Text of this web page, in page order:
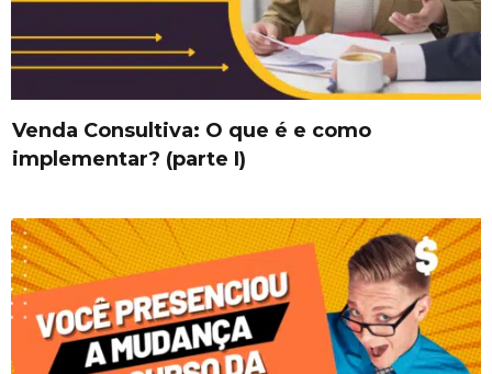
Venda Consultiva: O que é e como
implementar? (parte I)